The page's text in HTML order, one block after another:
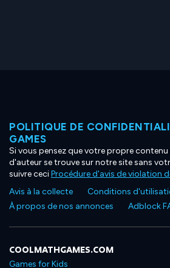
POLITIQUE DE
GAMES
Si vous pensez que votre propre
d'auteur se trouve sur notre site sans
suivre ceciProcédure d'avis de violation
Avis à la collecte
Conditions
À propos de nos annonces
Adblock
COOLMATHGAMES.COM
Games for Kids